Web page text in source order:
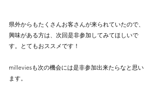
県外からもたくさんお客さんが来られていたので、
興味がある方は、次回是非参加してみてほしいで
す。とてもおススメです！
milleviesも次の機会には是非参加出来たらなと思い
ます。